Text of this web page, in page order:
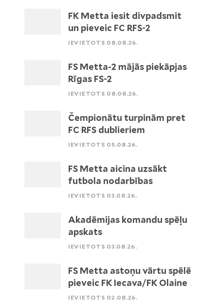
FK Metta iesit divpadsmit
un pieveic FC RFS-2
IEVIETOTS 08.08.26.
FS Metta-2 mājās piekāpjas
Rīgas FS-2
IEVIETOTS 08.08.26.
Čempionātu turpinām pret
FC RFS dublieriem
IEVIETOTS 05.08.26.
FS Metta aicina uzsākt
futbola nodarbības
IEVIETOTS 03.08.26.
Akadēmijas komandu spēļu
apskats
IEVIETOTS 03.08.26.
FS Metta astoņu vārtu spēlē
pieveic FK Iecava/FK Olaine
IEVIETOTS 02.08.26.